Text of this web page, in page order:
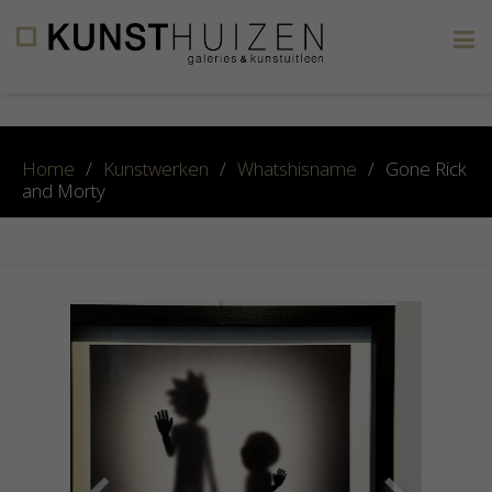
Home / Kunstwerken / Whatshisname / Gone Rick
and Morty